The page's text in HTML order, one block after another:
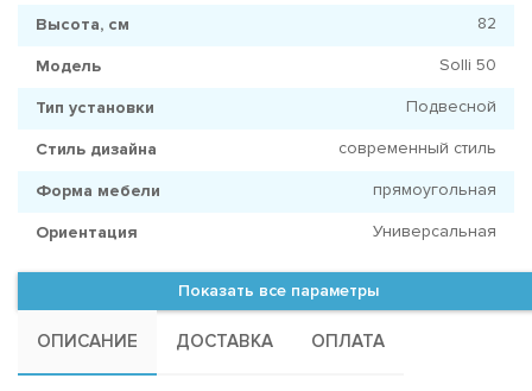
Высота, см 82
Модель Solli 50
Тип установки Подвесной
Стиль дизайна современный стиль
Форма мебели прямоугольная
Ориентация Универсальная
Показать все параметры
ОПИСАНИЕ ДОСТАВКА ОПЛАТА